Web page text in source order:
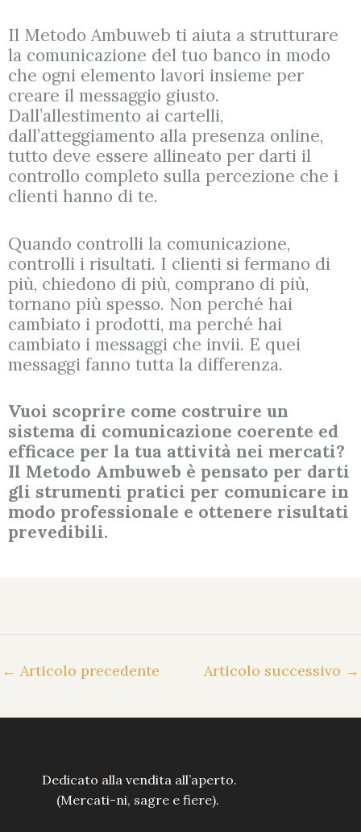
Il Metodo Ambuweb ti aiuta a strutturare
la comunicazione del tuo banco in modo
che ogni elemento lavori insieme per
creare il messaggio giusto.
Dall’allestimento ai cartelli,
dall’atteggiamento alla presenza online,
tutto deve essere allineato per darti il
controllo completo sulla percezione che i
clienti hanno di te.
Quando controlli la comunicazione,
controlli i risultati. I clienti si fermano di
più, chiedono di più, comprano di più,
tornano più spesso. Non perché hai
cambiato i prodotti, ma perché hai
cambiato i messaggi che invii. E quei
messaggi fanno tutta la differenza.
Vuoi scoprire come costruire un
sistema di comunicazione coerente ed
efficace per la tua attività nei mercati?
Il Metodo Ambuweb è pensato per darti
gli strumenti pratici per comunicare in
modo professionale e ottenere risultati
prevedibili.
← Articolo precedente Articolo successivo →
Dedicato alla vendita all’aperto.
(Mercati-ni, sagre e fiere).